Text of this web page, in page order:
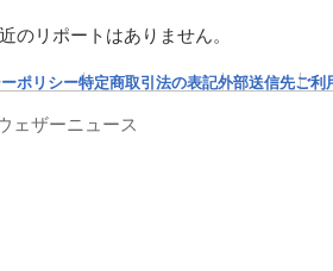
のリポートはありません。
ポリシー特定商取引法の表記外部送信先ご利
ェザーニュース